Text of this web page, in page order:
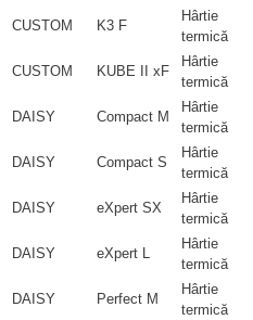
CUSTOM K3 F
Hârtie
termică
CUSTOM KUBE II xF
Hârtie
termică
DAISY Compact M
Hârtie
termică
DAISY Compact S
Hârtie
termică
DAISY eXpert SX
Hârtie
termică
DAISY eXpert L
Hârtie
termică
DAISY Perfect M
Hârtie
termică